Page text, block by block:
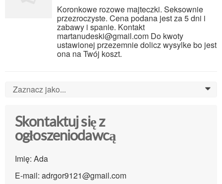
Koronkowe rozowe majteczki. Seksownie
przezroczyste. Cena podana jest za 5 dni i
zabawy i spanie. Kontakt
martanudeski@gmail.com Do kwoty
ustawionej przezemnie dolicz wysylke bo jest
ona na Twój koszt.
Zaznacz jako... 0
Skontaktuj się z
ogłoszeniodawcą
Imię: Ada
E-mail: adrgor9121@gmail.com